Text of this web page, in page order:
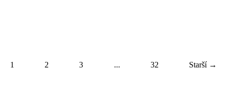
1 2 3 ... 32 Starší →